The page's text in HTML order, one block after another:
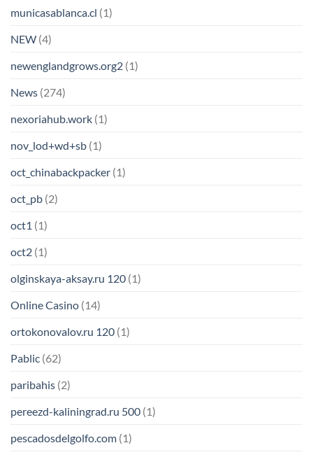
municasablanca.cl (1)
NEW (4)
newenglandgrows.org2 (1)
News (274)
nexoriahub.work (1)
nov_lod+wd+sb (1)
oct_chinabackpacker (1)
oct_pb (2)
oct1 (1)
oct2 (1)
olginskaya-aksay.ru 120 (1)
Online Casino (14)
ortokonovalov.ru 120 (1)
Pablic (62)
paribahis (2)
pereezd-kaliningrad.ru 500 (1)
pescadosdelgolfo.com (1)